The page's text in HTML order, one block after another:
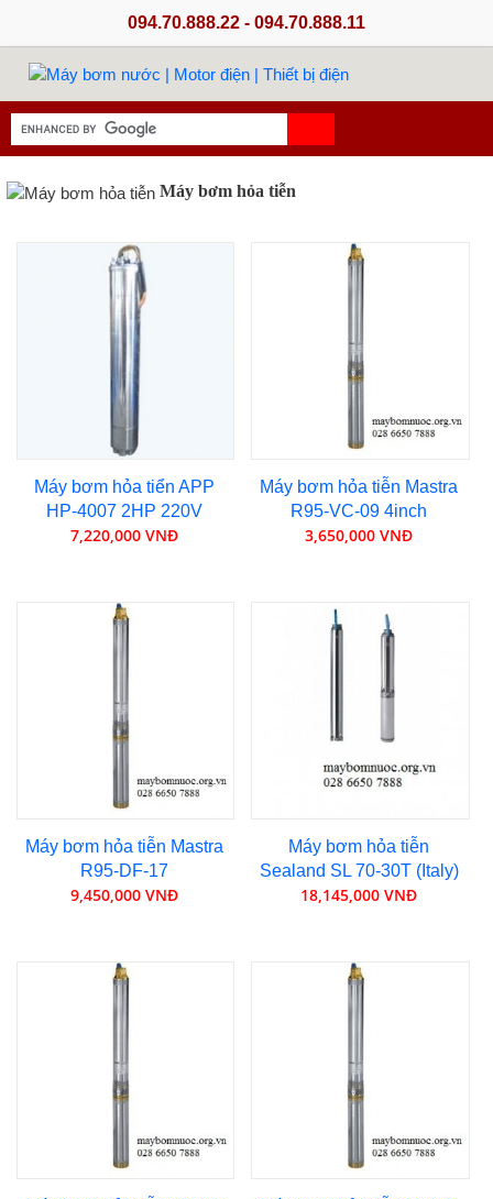
094.70.888.22 - 094.70.888.11
Máy bơm hỏa tiễn
Máy bơm hỏa tiển APP
HP-4007 2HP 220V
7,220,000 VNĐ
Máy bơm hỏa tiễn Mastra
R95-VC-09 4inch
3,650,000 VNĐ
Máy bơm hỏa tiễn Mastra
R95-DF-17
9,450,000 VNĐ
Máy bơm hỏa tiễn
Sealand SL 70-30T (Italy)
18,145,000 VNĐ